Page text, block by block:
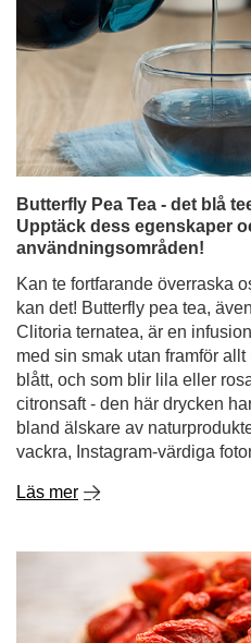
Butterfly Pea Tea - det blå
Upptäck dess egenskaper
användningsområden!
Kan te fortfarande överraska
kan det! Butterfly pea tea,
Clitoria ternatea, är en
med sin smak utan framför allt
blått, och som blir lila eller
bland älskare av
vackra, Instagram-värdiga
Läs mer